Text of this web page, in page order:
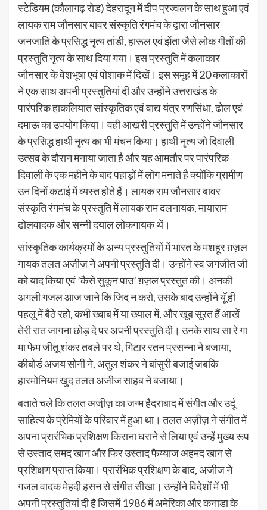
स्टेडियम (कौलागढ़ रोड) देहरादून में दीप प्रज्वलन के साथ हुआ एवं
लायक राम जौनसार बावर संस्कृति रंगमंच के द्वारा जौनसार
जनजाति के प्रसिद्ध नृत्य तांडी, हारूल एवं झेंता जैसे लोक गीतों की
प्रस्तुति नृत्य के साथ दिया गया। इस प्रस्तुति में कलाकार
जौनसार के वेशभूषा एवं पोशाक में दिखें। इस समूह में 20 कलाकारों
ने एक साथ अपनी प्रस्तुतियां दी और उन्होंने उत्तराखंड के
पारंपरिक हाकलियात सांस्कृतिक एवं वाद्य यंत्र रणसिंधा, ढोल एवं
दमाऊ का उपयोग किया। वही आखरी प्रस्तुति में उन्होंने जौनसार
के प्रसिद्ध हाथी नृत्य का भी मंचन किया। हाथी नृत्य जो दिवाली
उत्सव के दौरान मनाया जाता है और यह आमतौर पर पारंपरिक
दिवाली के एक महीने के बाद पहाड़ों में लोग मनाते है क्योंकि ग्रामीण
उन दिनों कटाई में व्यस्त होते हैं। लायक राम जौनसार बावर
संस्कृति रंगमंच के प्रस्तुति में लायक राम दलनायक, मायाराम
ढोलवादक और सन्नी दयाल लोकगायक थें।
सांस्कृतिक कार्यक्रमों के अन्य प्रस्तुतियों में भारत के मशहूर ग़ज़ल
गायक तलत अज़ीज़ ने अपनी प्रस्तुति दी। उन्होंने स्व जगजीत जी
को याद किया एवं ’कैसे सुकून पाउ’ ग़ज़ल प्रस्तुत की। अनकी
अगली गजल आज जाने कि जिद न करो, उसके बाद उन्होंने यूॅ ही
पहलू में बैठे रहो, कभी ख्वाब में या ख्याल में, और खूब सूरत हैं आखें
तेरी रात जागना छोड़ दे पर अपनी प्रस्तुति दी। उनके साथ सा रे गा
मा फेम जीतू शंकर तबले पर थे, गिटार रतन प्रसन्ना ने बजाया,
कीबोर्ड अजय सोनी ने, अतुल शंकर ने बांसुरी बजाई जबकि
हारमोनियम खुद तलत अजीज साहब ने बजाया।
बताते चले कि तलत अजी़ज़ का जन्म हैदराबाद में संगीत और उर्दू
साहित्य के प्रेमियों के परिवार में हुआ था। तलत अज़ीज़ ने संगीत में
अपना प्रारंभिक प्रशिक्षण किराना घराने से लिया एवं उन्हें मुख्य रूप
से उस्ताद समद खान और फिर उस्ताद फैय्याज अहमद खान से
प्रशिक्षण प्राप्त किया। प्रारंभिक प्रशिक्षण के बाद, अजीज ने
गजल वादक मेहदी हसन से संगीत सीखा। उन्होंने विदेशों में भी
अपनी प्रस्तुतियां दी है जिसमें 1986 में अमेरिका और कनाडा के